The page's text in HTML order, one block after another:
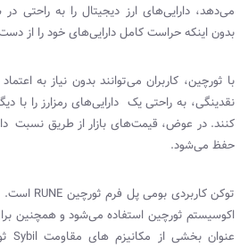
می‌دهد، دارایی‌های ارز دیجیتال را به راحتی
بدون اینکه حراست کامل دارایی‌های خود را از
با ثورچین، کاربران می‌توانند بدون نیاز به
نقدینگی، به راحتی یک دارایی‌های رمزارز را با
کنند. در عوض، قیمت‌های بازار از طریق نسبت
حفظ می‌شود.
توکن کاربردی بومی پل فرم ثورچین RUNE است.
اکوسیستم ثورچین استفاده می‌شود و همچنین
عنوان بخشی از مکانیزم های مقاومتSybil